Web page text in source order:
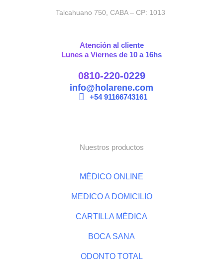
Talcahuano 750, CABA – CP: 1013
Atención al cliente
Lunes a Viernes de 10 a 16hs
0810-220-0229
info@holarene.com
+54 91166743161
Nuestros productos
MÉDICO ONLINE
MEDICO A DOMICILIO
CARTILLA MÉDICA
BOCA SANA
ODONTO TOTAL